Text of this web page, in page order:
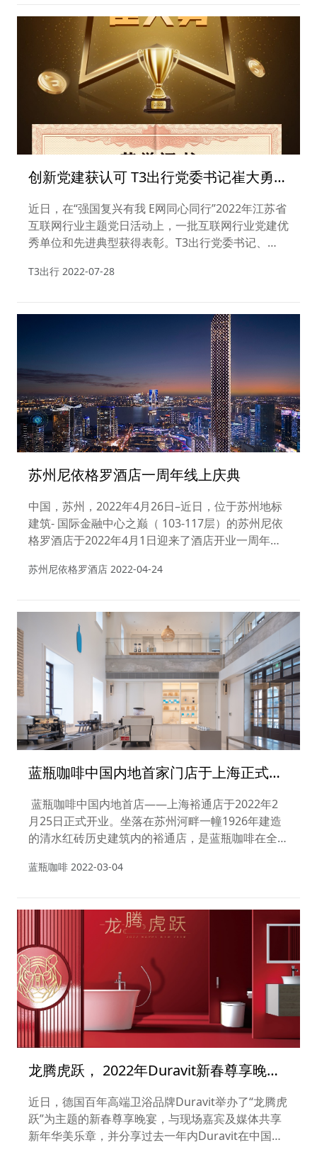
创新党建获认可 T3出行党委书记崔大勇获
评“苏网先锋”称号
近日，在“强国复兴有我 E网同心同行”2022年江苏省
互联网行业主题党日活动上，一批互联网行业党建优
秀单位和先进典型获得表彰。T3出行党委书记、
T3出行 2022-07-28
苏州尼依格罗酒店一周年线上庆典
中国，苏州，2022年4月26日–近日，位于苏州地标
建筑- 国际金融中心之巅（ 103-117层）的苏州尼依
格罗酒店于2022年4月1日迎来了酒店开业一周年生
苏州尼依格罗酒店 2022-04-24
蓝瓶咖啡中国内地首家门店于上海正式开
业
蓝瓶咖啡中国内地首店——上海裕通店于2022年2
月25日正式开业。坐落在苏州河畔一幢1926年建造
的清水红砖历史建筑内的裕通店，是蓝瓶咖啡在全球
蓝瓶咖啡 2022-03-04
龙腾虎跃， 2022年Duravit新春尊享晚宴
圆满举行
近日，德国百年高端卫浴品牌Duravit举办了“龙腾虎
跃”为主题的新春尊享晚宴，与现场嘉宾及媒体共享
新年华美乐章，并分享过去一年内Duravit在中国市